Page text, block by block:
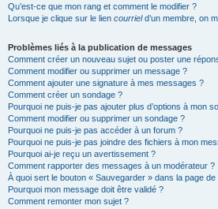
Qu’est-ce que mon rang et comment le modifier ?
Lorsque je clique sur le lien courrield’un membre, on
Problèmes liés à la publication de messages
Comment créer un nouveau sujet ou poster une
Comment modifier ou supprimer un message ?
Comment ajouter une signature à mes messages ?
Comment créer un sondage ?
Pourquoi ne puis-je pas ajouter plus d’options à mon
Comment modifier ou supprimer un sondage ?
Pourquoi ne puis-je pas accéder à un forum ?
Pourquoi ne puis-je pas joindre des fichiers à mon
Pourquoi ai-je reçu un avertissement ?
Comment rapporter des messages à un modérateur ?
À quoi sert le bouton « Sauvegarder » dans la page
Pourquoi mon message doit être validé ?
Comment remonter mon sujet ?